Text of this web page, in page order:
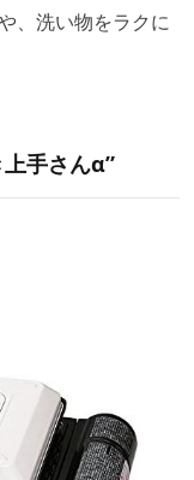
、洗い物をラクに
手さんα”